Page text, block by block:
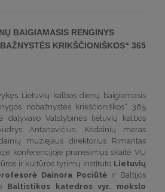
BAIGIAMASIS RENGINYS
KRIKŠČIONIŠKOS“ 365
Lietuvių kalbos dienų baigiamasis
nobažnystės krikščioniškos“ 365
dalyvavo Valstybinės lietuvių kalbos
Antanavičius, Kėdainių meras
muziejaus direktorius Rimantas
konferencijoje pranešimus skaitė VU
ir kultūros tyrimų instituto Lietuvių
Dainora Pociūtė ir Baltijos
Baltistikos katedros vyr. mokslo